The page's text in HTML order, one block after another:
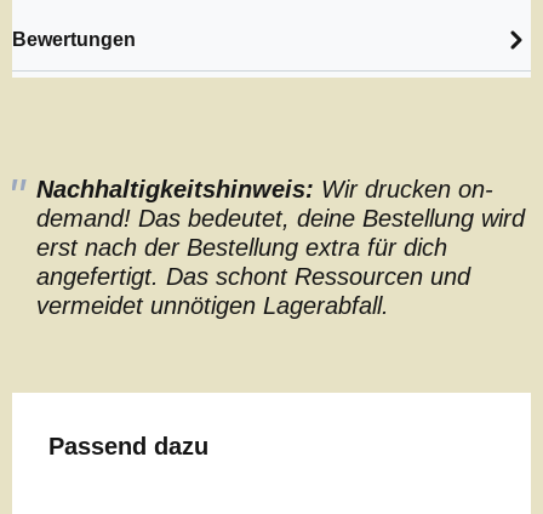
Bewertungen
Nachhaltigkeitshinweis: Wir drucken on-
demand! Das bedeutet, deine Bestellung wird
erst nach der Bestellung extra für dich
angefertigt. Das schont Ressourcen und
vermeidet unnötigen Lagerabfall.
Produktgalerie überspringen
Passend dazu